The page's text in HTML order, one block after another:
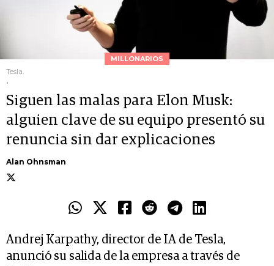
MILLONARIOS
Tesla.
.
Siguen las malas para Elon Musk:
alguien clave de su equipo presentó su
renuncia sin dar explicaciones
Alan Ohnsman
Andrej Karpathy, director de IA de Tesla,
anunció su salida de la empresa a través de